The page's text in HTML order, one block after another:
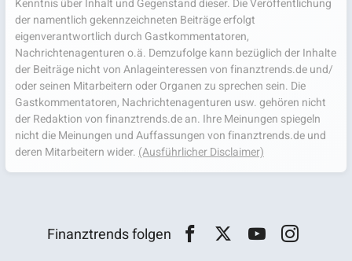
der namentlich gekennzeichneten Beiträge erfolgt
eigenverantwortlich durch Gastkommentatoren,
Nachrichtenagenturen o.ä. Demzufolge kann bezüglich der Inhalte
der Beiträge nicht von Anlageinteressen von finanztrends.de und/
oder seinen Mitarbeitern oder Organen zu sprechen sein. Die
Gastkommentatoren, Nachrichtenagenturen usw. gehören nicht
der Redaktion von finanztrends.de an. Ihre Meinungen spiegeln
nicht die Meinungen und Auffassungen von finanztrends.de und
deren Mitarbeitern wider. (Ausführlicher Disclaimer)
Finanztrends folgen